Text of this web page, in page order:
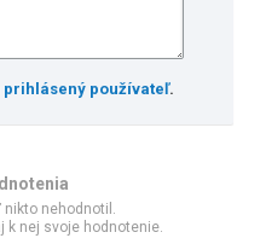
prihlásený používateľ.
nehodnotil.
k nej svoje hodnotenie.